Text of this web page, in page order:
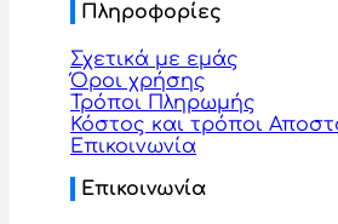
Πληροφορίες
Σχετικά με εμάς
Όροι χρήσης
Τρόποι Πληρωμής
Κόστος και τρόποι
Επικοινωνία
Επικοινωνία